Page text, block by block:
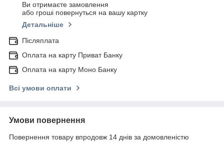
Ви отримаєте замовлення
або гроші повернуться на вашу картку
Детальніше
Післяплата
Оплата на карту Приват Банку
Оплата на карту Моно Банку
Всі умови оплати
Умови повернення
Повернення товару впродовж 14 днів за домовленістю